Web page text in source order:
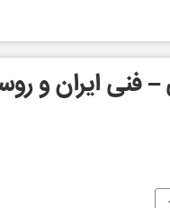
فنی ایران و